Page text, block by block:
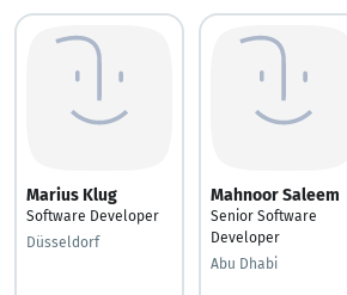
Marius Klug
Software Developer
Düsseldorf
Mahnoor Saleem
Senior Software
Developer
Abu Dhabi